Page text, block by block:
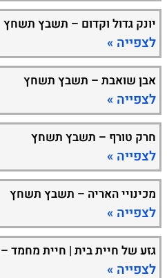
יונק גדול וקדום – תשבץ תשחץ
לצפייה »
אבן שואבת – תשבץ תשחץ
לצפייה »
חרק טורף – תשבץ תשחץ
לצפייה »
מכינויי האריה – תשבץ תשחץ
לצפייה »
גזע של חיית בית | חיית
לצפייה »